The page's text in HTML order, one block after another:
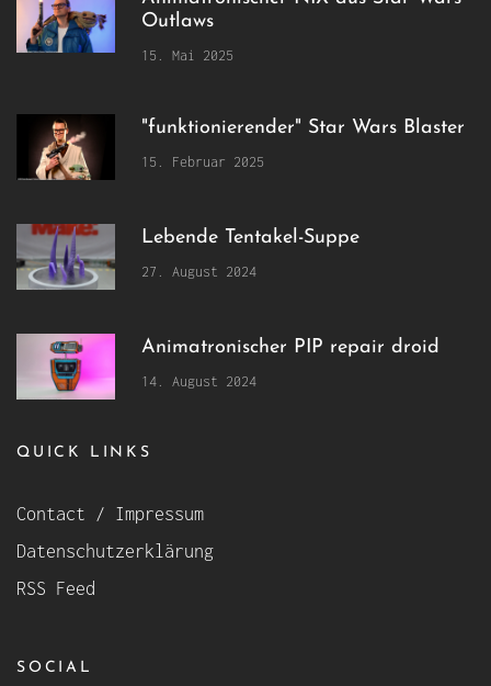
Outlaws
15. Mai 2025
"funktionierender" Star Wars Blaster
15. Februar 2025
Lebende Tentakel-Suppe
27. August 2024
Animatronischer PIP repair droid
14. August 2024
QUICK LINKS
Contact / Impressum
Datenschutzerklärung
RSS Feed
SOCIAL